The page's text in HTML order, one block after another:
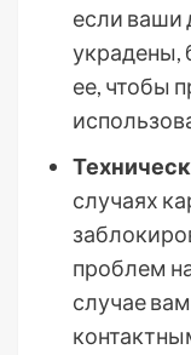
если ваши
украдены,
ее, чтобы
случаях
проблем
случае